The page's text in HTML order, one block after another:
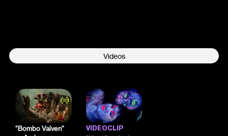
Videos
"Bombo Vaiven"
VIDEOCLIP